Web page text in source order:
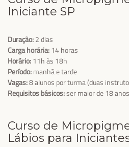
Iniciante SP
Duração:2 dias
Carga horária:14 horas
Horário:11h às 18h
Período:manhã e tarde
Vagas:8 alunos por turma (duas
Requisitos básicos:ser maior de 18 anos
Curso de
Lábios para